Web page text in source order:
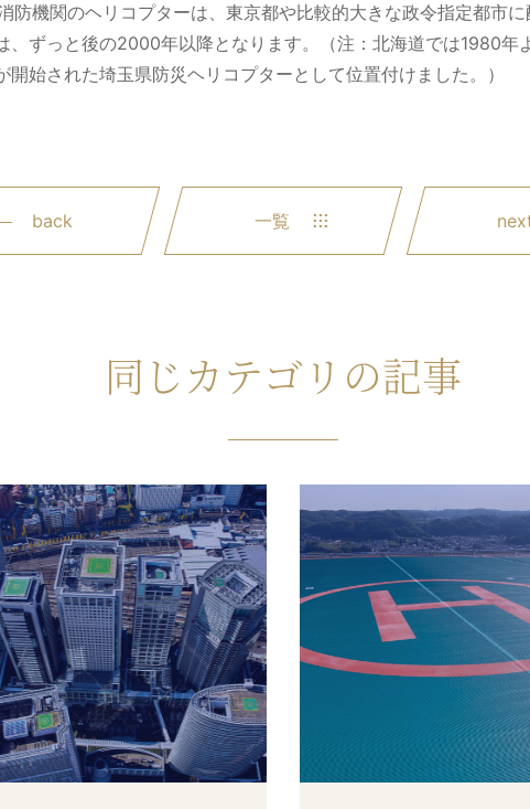
防機関のヘリコプターは、東京都や比較的大きな政令指定都市
、ずっと後の2000年以降となります。（注：北海道では1980
始された埼玉県防災ヘリコプターとして位置付けました。）
back 一覧
同じカテゴリの記事